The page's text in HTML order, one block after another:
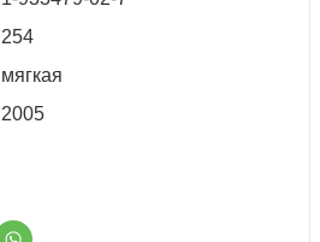
254
мягкая
2005